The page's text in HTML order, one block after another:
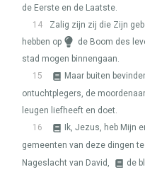
de Eerste en de Laatste.
14
Zalig zijn zij die Zijn
hebben op
de Boom des
stad mogen binnengaan.
15
Maar buiten
ontuchtplegers, de
leugen liefheeft en doet.
16
Ik, Jezus, heb Mijn
gemeenten van deze dingen
Nageslacht van David,
de